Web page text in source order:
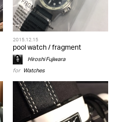
2015.12.15
pool watch / fragment
Hiroshi Fujiwara
for Watches